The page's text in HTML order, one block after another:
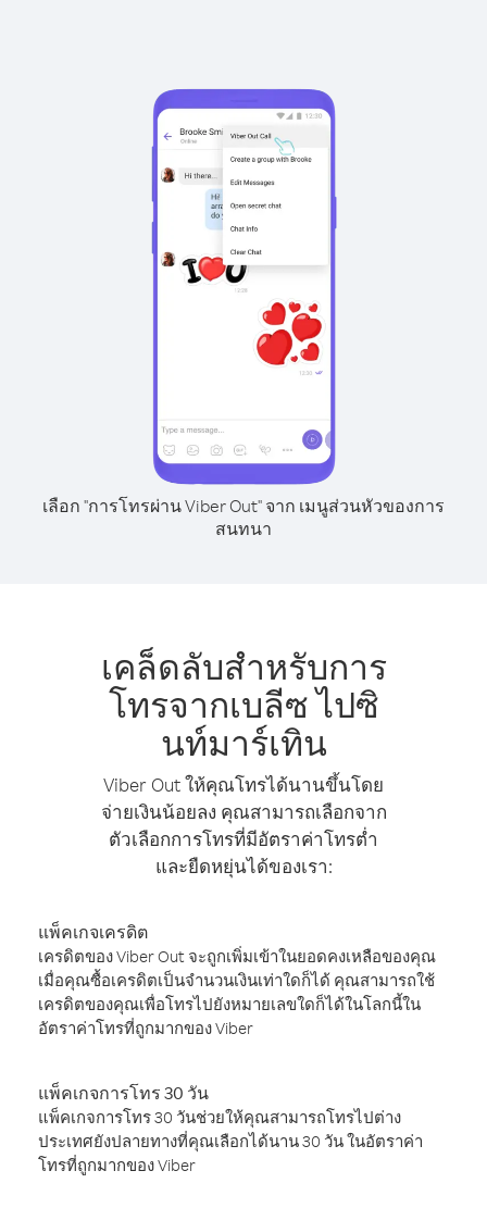
เลือก "การโทรผ่าน Viber Out" จาก เมนูส่วนหัวของการ
สนทนา
เคล็ดลับสำหรับการ
โทรจากเบลีซ ไปซิ
นท์มาร์เทิน
Viber Out ให้คุณโทรได้นานขึ้นโดย
จ่ายเงินน้อยลง คุณสามารถเลือกจาก
ตัวเลือกการโทรที่มีอัตราค่าโทรต่ำ
และยืดหยุ่นได้ของเรา:
แพ็คเกจเครดิต
เครดิตของ Viber Out จะถูกเพิ่มเข้าในยอดคงเหลือของคุณ
เมื่อคุณซื้อเครดิตเป็นจำนวนเงินเท่าใดก็ได้ คุณสามารถใช้
เครดิตของคุณเพื่อโทรไปยังหมายเลขใดก็ได้ในโลกนี้ใน
อัตราค่าโทรที่ถูกมากของ Viber
แพ็คเกจการโทร 30 วัน
แพ็คเกจการโทร 30 วันช่วยให้คุณสามารถโทรไปต่าง
ประเทศยังปลายทางที่คุณเลือกได้นาน 30 วัน ในอัตราค่า
โทรที่ถูกมากของ Viber